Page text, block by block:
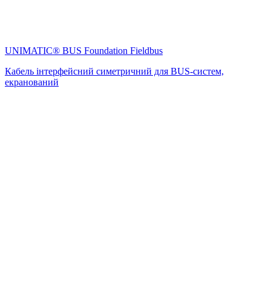
UNIMATIC® BUS Foundation Fieldbus
Кабель інтерфейсний симетричний для BUS-систем,
екранований